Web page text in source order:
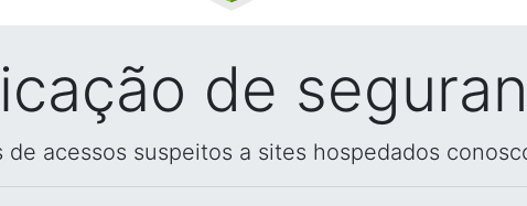
de
acessos suspeitos a sites hospedados